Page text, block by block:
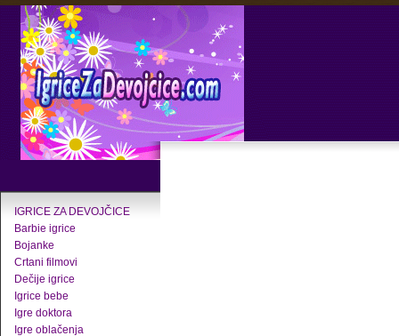
IGRICE ZA DEVOJČICE
Barbie igrice
Bojanke
Crtani filmovi
Dečije igrice
Igrice bebe
Igre doktora
Igre oblačenja